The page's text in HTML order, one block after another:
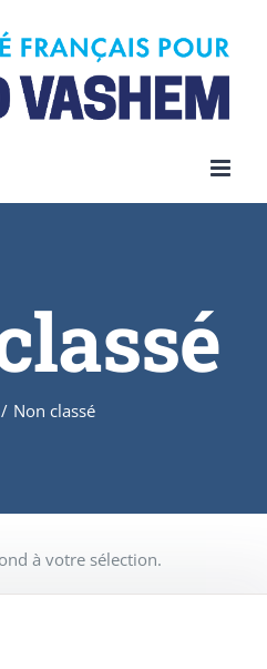
/ Non classé
à votre sélection.